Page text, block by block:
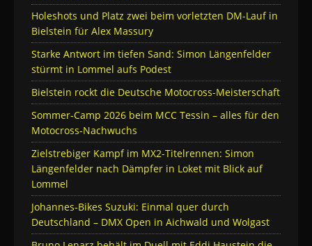
Holeshots und Platz zwei beim vorletzten DM-Lauf in
Bielstein für Alex Massury
Starke Antwort im tiefen Sand: Simon Längenfelder
stürmt in Lommel aufs Podest
Bielstein rockt die Deutsche Motocross-Meisterschaft
Sommer-Camp 2026 beim MCC Tessin – alles für den
Motocross-Nachwuchs
Zielstrebiger Kampf im MX2-Titelrennen: Simon
Längenfelder nach Dämpfer in Loket mit Blick auf
Lommel
Johannes-Bikes Suzuki: Einmal quer durch
Deutschland – DMX Open in Aichwald und Wolgast